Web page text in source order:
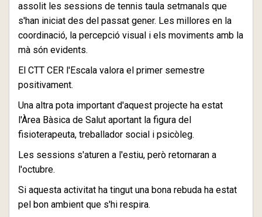
assolit les sessions de tennis taula setmanals que
s'han iniciat des del passat gener. Les millores en la
coordinació, la percepció visual i els moviments amb la
mà són evidents.
El CTT CER l'Escala valora el primer semestre
positivament.
Una altra pota important d'aquest projecte ha estat
l'Àrea Bàsica de Salut aportant la figura del
fisioterapeuta, treballador social i psicòleg.
Les sessions s'aturen a l'estiu, però retornaran a
l'octubre.
Si aquesta activitat ha tingut una bona rebuda ha estat
pel bon ambient que s'hi respira.